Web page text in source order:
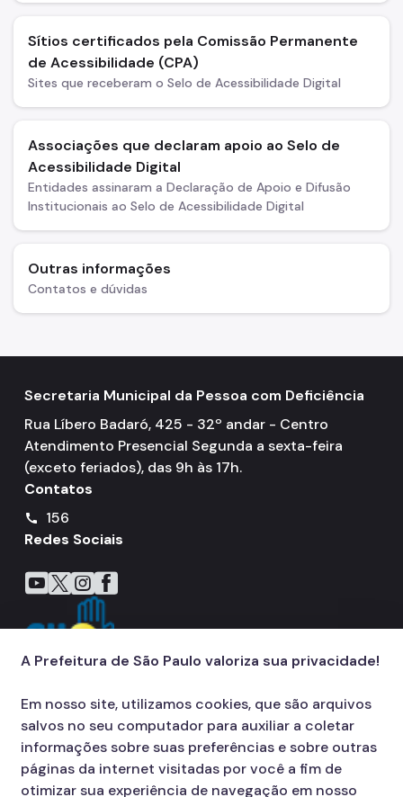
Sítios certificados pela Comissão Permanente
de Acessibilidade (CPA)
Sites que receberam o Selo de Acessibilidade Digital
Associações que declaram apoio ao Selo de
Acessibilidade Digital
Entidades assinaram a Declaração de Apoio e Difusão
Institucionais ao Selo de Acessibilidade Digital
Outras informações
Contatos e dúvidas
Secretaria Municipal da Pessoa com Deficiência
Rua Líbero Badaró, 425 - 32º andar - Centro
Atendimento Presencial Segunda a sexta-feira
(exceto feriados), das 9h às 17h.
Contatos
call
156
Redes Sociais
Icone do YouTube
Icone do X
Icone do Instagram
Icone do Facebook
A Prefeitura de São Paulo valoriza sua privacidade!
Em nosso site, utilizamos cookies, que são arquivos
salvos no seu computador para auxiliar a coletar
informações sobre suas preferências e sobre outras
páginas da internet visitadas por você a fim de
otimizar sua experiência de navegação em nosso